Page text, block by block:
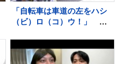
「自転車は車道の左をハシ
（ビ）ロ（コ）ウ！」 警
園で交通安全キャンペーン